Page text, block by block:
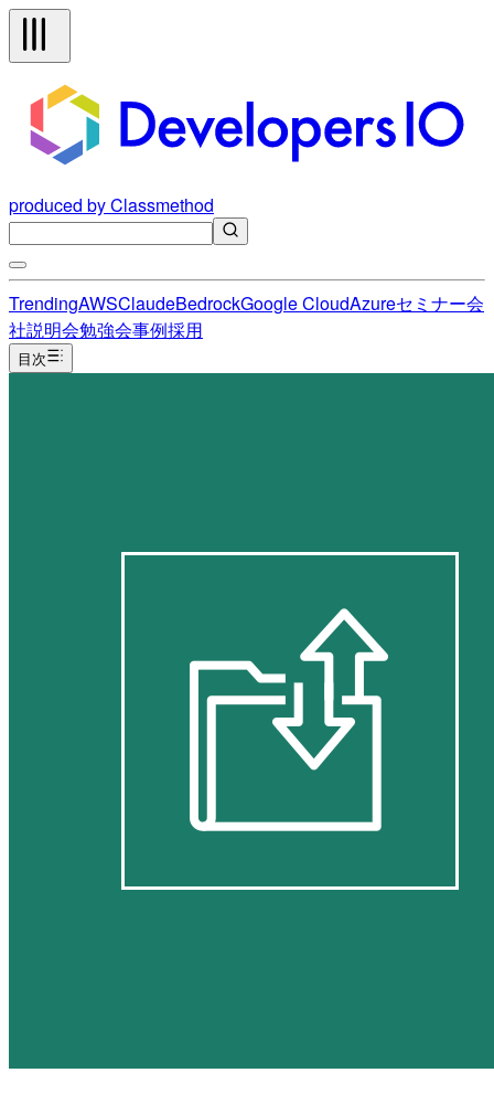
produced by Classmethod
TrendingAWSClaudeBedrockGoogle CloudAzureセミナー会
社説明会勉強会事例採用
目次